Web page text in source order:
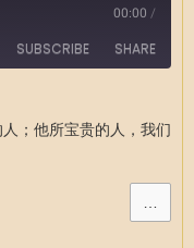
00:00 /
SUBSCRIBE SHARE
；他所宝贵的人，我们
…